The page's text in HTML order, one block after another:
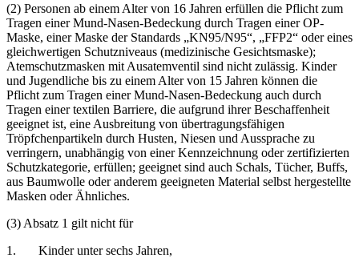
(2) Personen ab einem Alter von 16 Jahren erfüllen die Pflicht zum
Tragen einer Mund-Nasen-Bedeckung durch Tragen einer OP-
Maske, einer Maske der Standards „KN95/N95“, „FFP2“ oder eines
gleichwertigen Schutzniveaus (medizinische Gesichtsmaske);
Atemschutzmasken mit Ausatemventil sind nicht zulässig. Kinder
und Jugendliche bis zu einem Alter von 15 Jahren können die
Pflicht zum Tragen einer Mund-Nasen-Bedeckung auch durch
Tragen einer textilen Barriere, die aufgrund ihrer Beschaffenheit
geeignet ist, eine Ausbreitung von übertragungsfähigen
Tröpfchenpartikeln durch Husten, Niesen und Aussprache zu
verringern, unabhängig von einer Kennzeichnung oder zertifizierten
Schutzkategorie, erfüllen; geeignet sind auch Schals, Tücher, Buffs,
aus Baumwolle oder anderem geeigneten Material selbst hergestellte
Masken oder Ähnliches.
(3) Absatz 1 gilt nicht für
1.
Kinder unter sechs Jahren,